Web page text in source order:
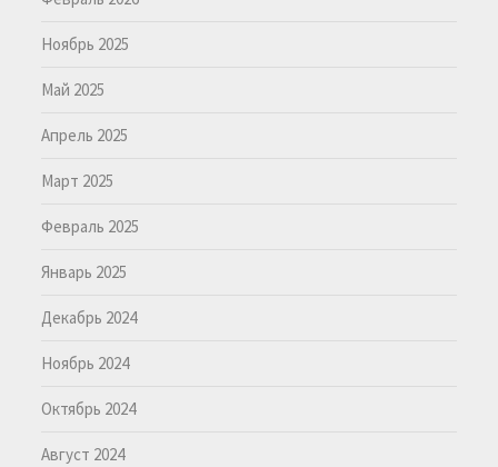
Ноябрь 2025
Май 2025
Апрель 2025
Март 2025
Февраль 2025
Январь 2025
Декабрь 2024
Ноябрь 2024
Октябрь 2024
Август 2024